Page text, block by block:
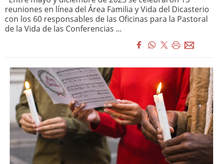
reuniones en línea del Área Familia y Vida del Dicasterio
con los 60 responsables de las Oficinas para la Pastoral
de la Vida de las Conferencias ...